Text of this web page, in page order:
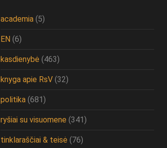
academia (5)
EN (6)
kasdienybė (463)
knyga apie RsV (32)
politika (681)
ryšiai su visuomene (341)
tinklaraščiai & teisė (76)